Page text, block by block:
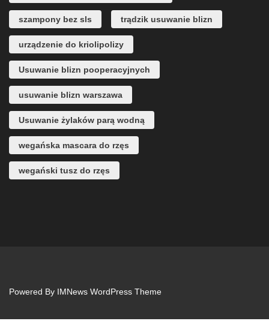
szampony bez sls trądzik usuwanie blizn
urządzenie do kriolipolizy
Usuwanie blizn pooperacyjnych
usuwanie blizn warszawa
Usuwanie żylaków parą wodną
wegańska mascara do rzęs
wegański tusz do rzęs
Powered By IMNews WordPress Theme